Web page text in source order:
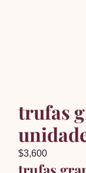
trufas
$3,600
trufas